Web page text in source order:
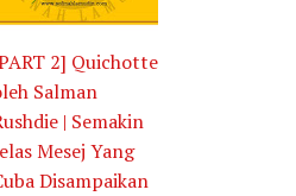
2] Quichotte
Salman
| Semakin
Mesej Yang
Disampaikan